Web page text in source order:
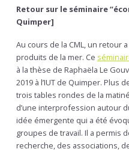
Retour sur le séminaire
Quimper]
Au cours de la CML, un retour
produits de la mer. Ce
à la thèse de Raphaëla Le
2019 à l’IUT de Quimper. Plus
trois tables rondes de la
d’une interprofession autour
idée émergente qui a été
groupes de travail. Il a permis
recherche, des associations,